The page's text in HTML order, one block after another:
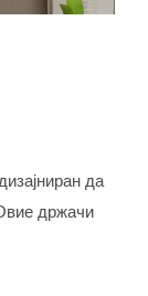
H1
да
држачи